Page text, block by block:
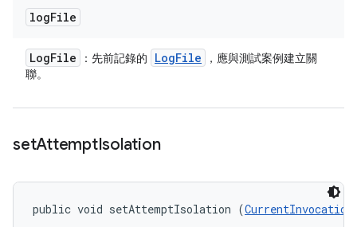
logFile
LogFile ：先前記錄的 LogFile
，應與測試案例建立關
聯。
setAttemptIsolation
public void setAttemptIsolation (